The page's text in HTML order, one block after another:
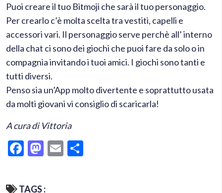
Puoi creare il tuo Bitmoji che sarà il tuo personaggio.
Per crearlo c’è molta scelta tra vestiti, capelli e
accessori vari. Il personaggio serve perchè all’ interno
della chat ci sono dei giochi che puoi fare da solo o in
compagnia invitando i tuoi amici. I giochi sono tanti e
tutti diversi.
Penso sia un’App molto divertente e soprattutto usata
da molti giovani vi consiglio di scaricarla!
A cura di Vittoria
Facebook
Mastodon
Email
TAGS :